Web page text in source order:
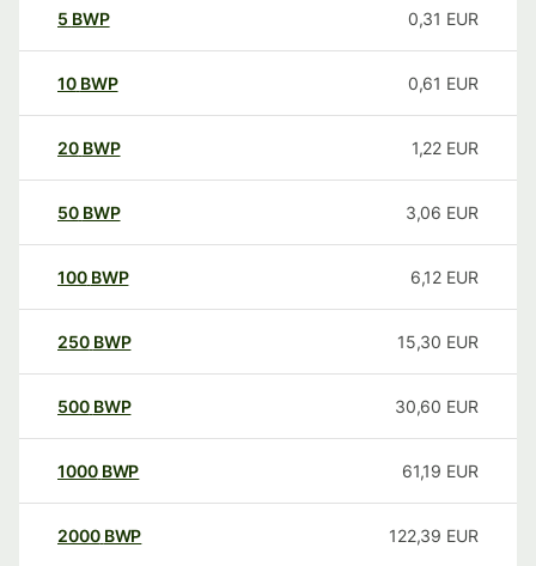
5 BWP 0,31 EUR
10 BWP 0,61 EUR
20 BWP 1,22 EUR
50 BWP 3,06 EUR
100 BWP 6,12 EUR
250 BWP 15,30 EUR
500 BWP 30,60 EUR
1000 BWP 61,19 EUR
2000 BWP 122,39 EUR